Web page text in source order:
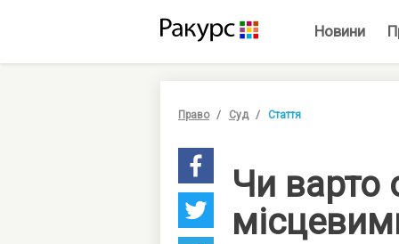
Новини
Право Суд Стаття
Чи варто